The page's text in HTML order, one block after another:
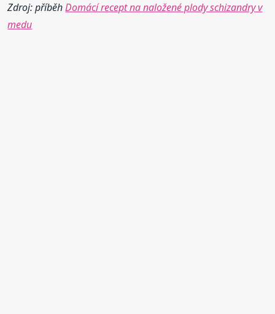
Zdroj: příběhDomácí recept na naložené plody schizandry v
medu